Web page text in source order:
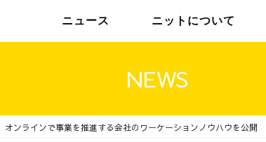
ニュース ニットについて
NEWS
ンラインで事業を推進する会社のワーケーションノウハウを公開